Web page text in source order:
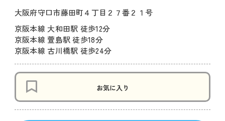
大阪府守口市藤田町４丁目２７番２１号
京阪本線 大和田駅 徒歩12分
京阪本線 萱島駅 徒歩18分
京阪本線 古川橋駅 徒歩24分
お気に入り